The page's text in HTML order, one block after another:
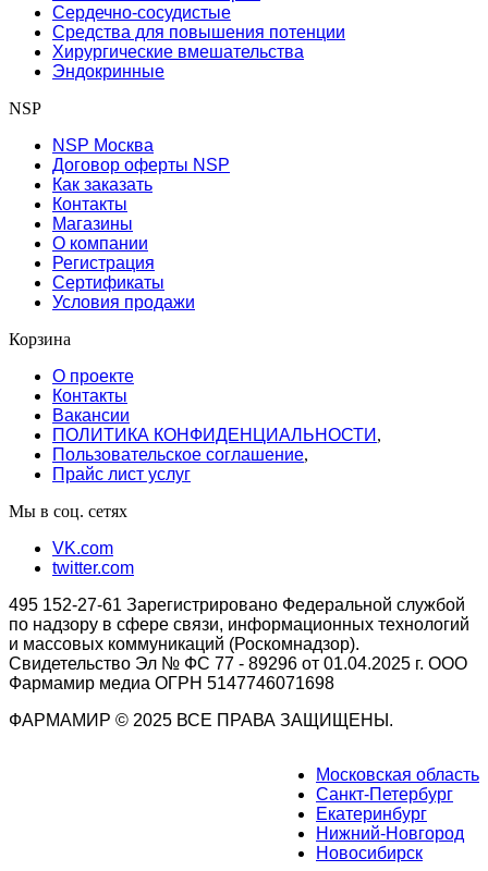
Сердечно-сосудистые
Средства для повышения потенции
Хирургические вмешательства
Эндокринные
NSP
NSP Москва
Договор оферты NSP
Как заказать
Контакты
Магазины
О компании
Регистрация
Сертификаты
Условия продажи
Корзина
О проекте
Контакты
Вакансии
ПОЛИТИКА КОНФИДЕНЦИАЛЬНОСТИ ,
Пользовательское соглашение,
Прайс лист услуг
Мы в соц. сетях
VK.com
twitter.com
495 152-27-61 Зарегистрировано Федеральной службой
по надзору в сфере связи, информационных технологий
и массовых коммуникаций (Роскомнадзор).
Свидетельство Эл № ФС 77 - 89296 от 01.04.2025 г. ООО
Фармамир медиа ОГРН 5147746071698
ФАРМАМИР © 2025 ВСЕ ПРАВА ЗАЩИЩЕНЫ.
Московская область
Санкт-Петербург
Екатеринбург
Нижний-Новгород
Новосибирск